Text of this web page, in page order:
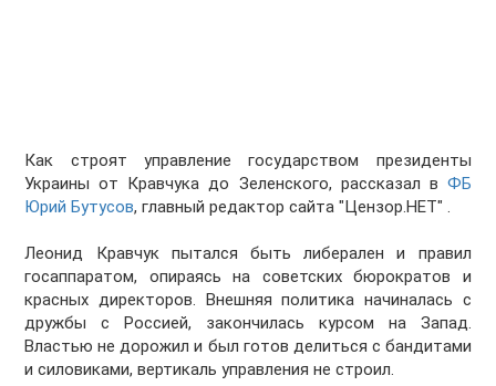
Как строят управление государством президенты
Украины от Кравчука до Зеленского, рассказал в ФБ
Юрий Бутусов, главный редактор сайта "Цензор.НЕТ" .
Леонид Кравчук пытался быть либерален и правил
госаппаратом, опираясь на советских бюрократов и
красных директоров. Внешняя политика начиналась с
дружбы с Россией, закончилась курсом на Запад.
Властью не дорожил и был готов делиться с бандитами
и силовиками, вертикаль управления не строил.